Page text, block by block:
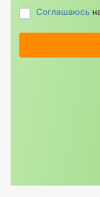
Соглашаюсь